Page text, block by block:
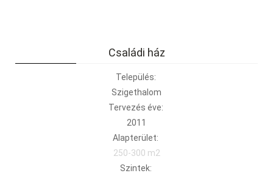
Családi ház
Település:
Szigethalom
Tervezés éve:
2011
Alapterület:
250-300 m2
Szintek: